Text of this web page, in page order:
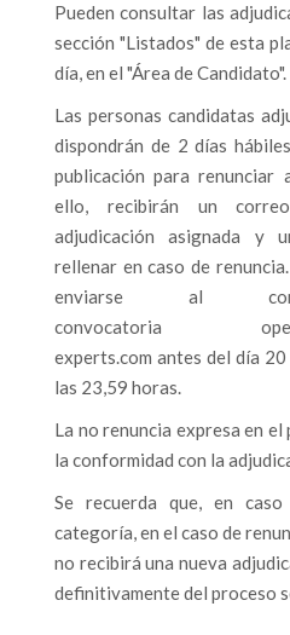
Pueden consultar las
sección "Listados" de esta
día, en el "Área de Candidato".
Las personas candidatas
dispondrán de 2 días
publicación para renunciar
ello, recibirán un
adjudicación asignada y
rellenar en caso de
enviarse al
convocatoria
experts.com antes del día
las 23,59 horas.
La no renuncia expresa en
la conformidad con la
Se recuerda que, en
categoría, en el caso de
no recibirá una nueva
definitivamente del proceso